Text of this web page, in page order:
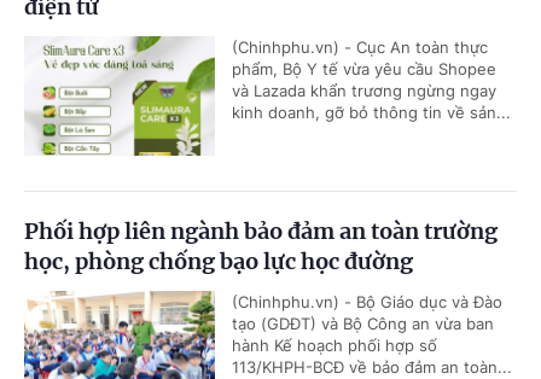
điện tử
(Chinhphu.vn) - Cục An toàn thực
phẩm, Bộ Y tế vừa yêu cầu Shopee
và Lazada khẩn trương ngừng ngay
kinh doanh, gỡ bỏ thông tin về sản...
Phối hợp liên ngành bảo đảm an toàn trường
học, phòng chống bạo lực học đường
(Chinhphu.vn) - Bộ Giáo dục và Đào
tạo (GDĐT) và Bộ Công an vừa ban
hành Kế hoạch phối hợp số
113/KHPH-BCĐ về bảo đảm an toàn...